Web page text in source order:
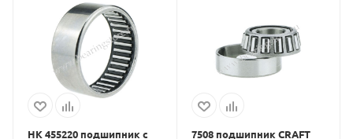
НК 455220 подшипник с 7508 подшипник CRAFT